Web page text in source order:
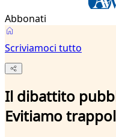
Abbonati
Scriviamoci tutto
Il dibattito
Evitiamo